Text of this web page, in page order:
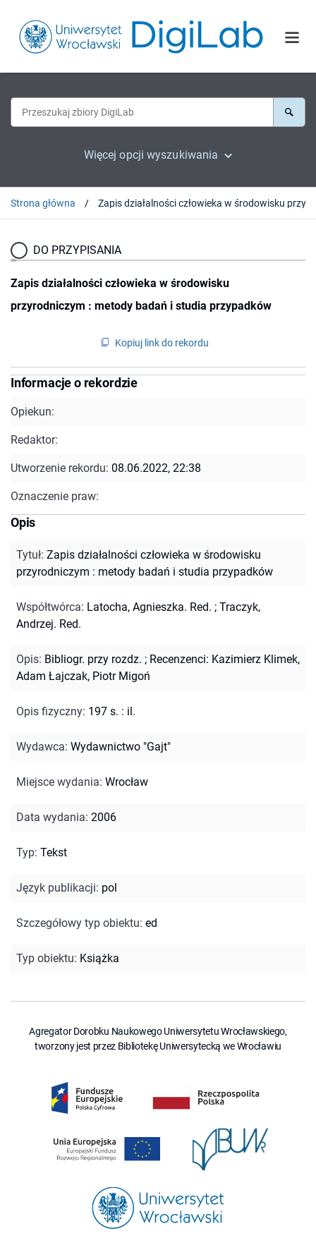
Więcej opcji wyszukiwania
Strona główna
DO PRZYPISANIA
Zapis działalności człowieka w środowisku
przyrodniczym : metody badań i studia przypadków
Kopiuj link do rekordu
Informacje o rekordzie
Opiekun:
Redaktor:
Utworzenie rekordu: 08.06.2022, 22:38
Oznaczenie praw:
Opis
Tytuł: Zapis działalności człowieka w środowisku
przyrodniczym : metody badań i studia przypadków
Współtwórca: Latocha, Agnieszka. Red. ; Traczyk,
Andrzej. Red.
Opis: Bibliogr. przy rozdz. ; Recenzenci: Kazimierz Klimek,
Adam Łajczak, Piotr Migoń
Opis fizyczny: 197 s. : il.
Wydawca: Wydawnictwo "Gajt"
Miejsce wydania: Wrocław
Data wydania: 2006
Typ: Tekst
Język publikacji: pol
Szczegółowy typ obiektu: ed
Typ obiektu: Książka
Agregator Dorobku Naukowego Uniwersytetu Wrocławskiego,
tworzony jest przez Bibliotekę Uniwersytecką we Wrocławiu